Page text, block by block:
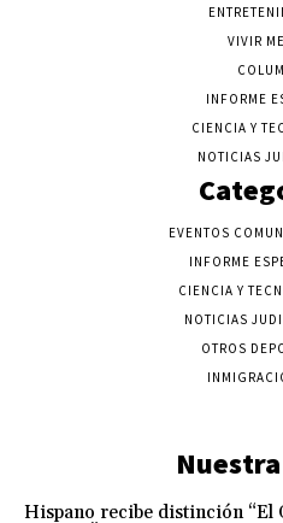
VIVIR
INFORME
CIENCIA Y
NOTICIAS
EVENTOS
INFORME
CIENCIA Y
NOTICIAS
OTROS
Hispano recibe distinción “El